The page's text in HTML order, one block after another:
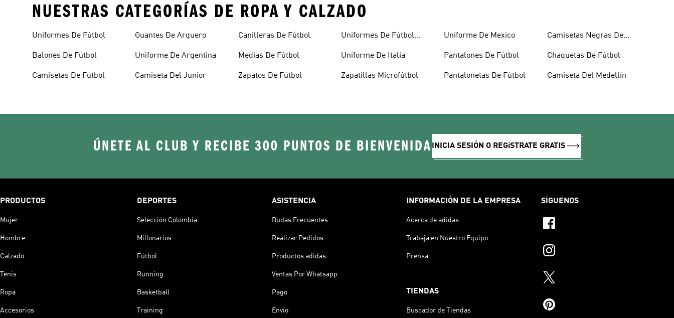
NUESTRAS CATEGORÍAS DE ROPA Y CALZADO
Uniformes De Fútbol
Balones De Fútbol
Camisetas De Fútbol
Guantes De Arquero
Uniforme De Argentina
Camiseta Del Junior
Canilleras De Fútbol
Medias De Fútbol
Zapatos De Fútbol
Uniformes De Fútbol
Uniforme De Italia
Zapatillas Microfútbol
Uniforme De Mexico
Pantalones De Fútbol
Pantalonetas De Fútbol
Camisetas Negras De
Chaquetas De Fútbol
Camiseta Del Medellín
ÚNETE AL CLUB Y RECIBE 300 PUNTOS DE BIENVENIDA INICIA SESIÓN O REGíSTRATE GRATIS
PRODUCTOS
Mujer
Hombre
Calzado
Tenis
Ropa
Accesorios
DEPORTES
Selección Colombia
Millonarios
Fútbol
Running
Basketball
Training
ASISTENCIA
Dudas Frecuentes
Realizar Pedidos
Productos adidas
Ventas Por Whatsapp
Pago
Envío
INFORMACIÓN DE LA EMPRESA
Acerca de adidas
Trabaja en Nuestro Equipo
Prensa
TIENDAS
Buscador de Tiendas
SÍGUENOS